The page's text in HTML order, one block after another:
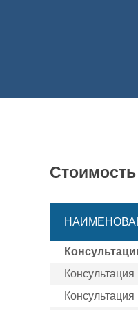
Консультация